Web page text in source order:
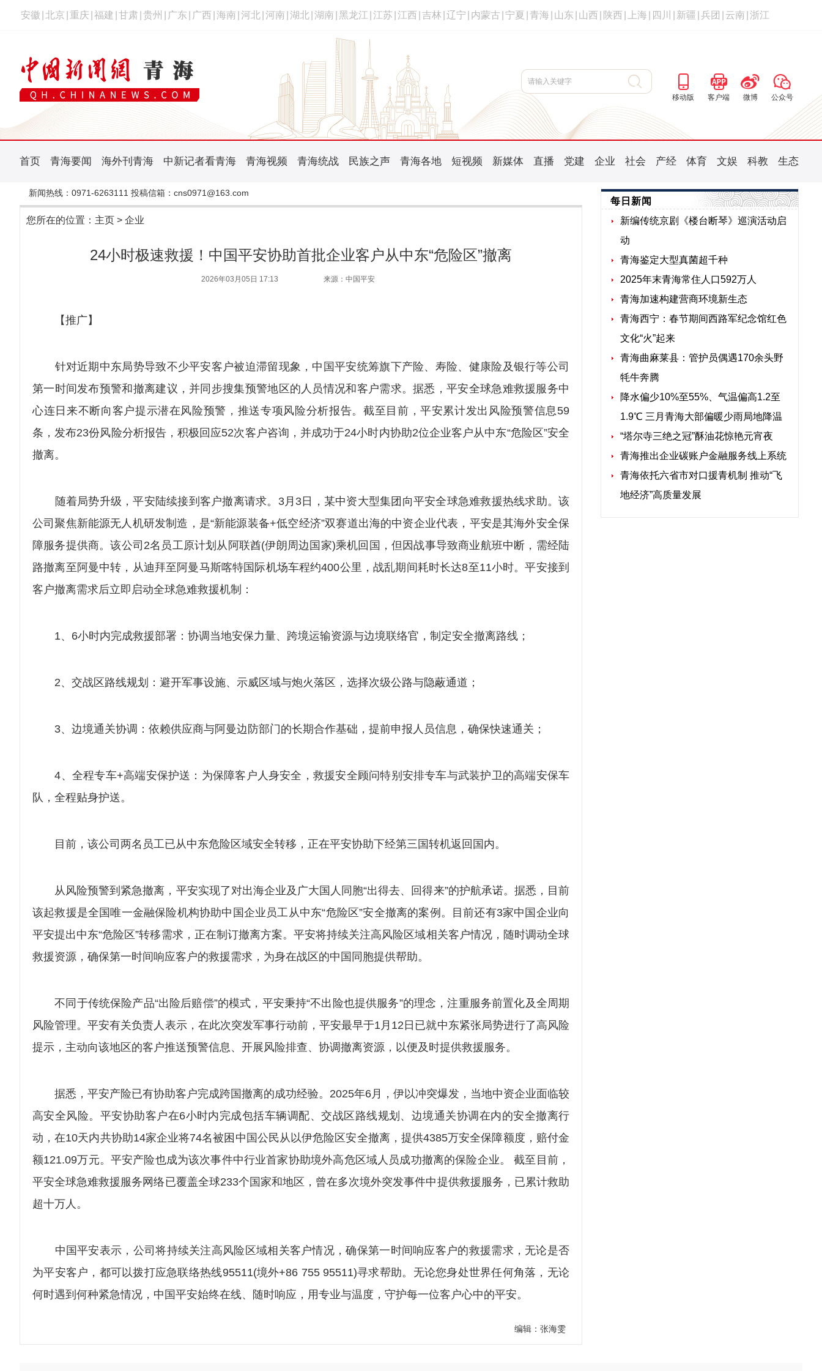
安徽 北京 重庆 福建 甘肃 贵州 广东 广西 海南 河北 河南 湖北 湖南 黑龙江 江苏 江西 吉林 辽宁 内蒙古 宁夏 青海 山东 山西 陕西 上海 四川 新疆 兵团 云南 浙江
移动版 客户端 微博 公众号
首页 青海要闻 海外刊青海 中新记者看青海 青海视频 青海统战 民族之声 青海各地 短视频 新媒体 直播 党建 企业 社会 产经 体育 文娱 科教 生态
新闻热线：0971-6263111 投稿信箱：cns0971@163.com
您所在的位置： 主页 > 企业
24小时极速救援！中国平安协助首批企业客户从中东“危险区”撤离
2026年03月05日 17:13 来源：中国平安
【推广】
针对近期中东局势导致不少平安客户被迫滞留现象，中国平安统筹旗下产险、寿险、健康险及银行等公司
第一时间发布预警和撤离建议，并同步搜集预警地区的人员情况和客户需求。据悉，平安全球急难救援服务中
心连日来不断向客户提示潜在风险预警，推送专项风险分析报告。截至目前，平安累计发出风险预警信息59
条，发布23份风险分析报告，积极回应52次客户咨询，并成功于24小时内协助2位企业客户从中东“危险区”安全
撤离。
随着局势升级，平安陆续接到客户撤离请求。3月3日，某中资大型集团向平安全球急难救援热线求助。该
公司聚焦新能源无人机研发制造，是“新能源装备+低空经济”双赛道出海的中资企业代表，平安是其海外安全保
障服务提供商。该公司2名员工原计划从阿联酋(伊朗周边国家)乘机回国，但因战事导致商业航班中断，需经陆
路撤离至阿曼中转，从迪拜至阿曼马斯喀特国际机场车程约400公里，战乱期间耗时长达8至11小时。平安接到
客户撤离需求后立即启动全球急难救援机制：
1、6小时内完成救援部署：协调当地安保力量、跨境运输资源与边境联络官，制定安全撤离路线；
2、交战区路线规划：避开军事设施、示威区域与炮火落区，选择次级公路与隐蔽通道；
3、边境通关协调：依赖供应商与阿曼边防部门的长期合作基础，提前申报人员信息，确保快速通关；
4、全程专车+高端安保护送：为保障客户人身安全，救援安全顾问特别安排专车与武装护卫的高端安保车
队，全程贴身护送。
目前，该公司两名员工已从中东危险区域安全转移，正在平安协助下经第三国转机返回国内。
从风险预警到紧急撤离，平安实现了对出海企业及广大国人同胞“出得去、回得来”的护航承诺。据悉，目前
该起救援是全国唯一金融保险机构协助中国企业员工从中东“危险区”安全撤离的案例。目前还有3家中国企业向
平安提出中东“危险区”转移需求，正在制订撤离方案。平安将持续关注高风险区域相关客户情况，随时调动全球
救援资源，确保第一时间响应客户的救援需求，为身在战区的中国同胞提供帮助。
不同于传统保险产品“出险后赔偿”的模式，平安秉持“不出险也提供服务”的理念，注重服务前置化及全周期
风险管理。平安有关负责人表示，在此次突发军事行动前，平安最早于1月12日已就中东紧张局势进行了高风险
提示，主动向该地区的客户推送预警信息、开展风险排查、协调撤离资源，以便及时提供救援服务。
据悉，平安产险已有协助客户完成跨国撤离的成功经验。2025年6月，伊以冲突爆发，当地中资企业面临较
高安全风险。平安协助客户在6小时内完成包括车辆调配、交战区路线规划、边境通关协调在内的安全撤离行
动，在10天内共协助14家企业将74名被困中国公民从以伊危险区安全撤离，提供4385万安全保障额度，赔付金
额121.09万元。平安产险也成为该次事件中行业首家协助境外高危区域人员成功撤离的保险企业。 截至目前，
平安全球急难救援服务网络已覆盖全球233个国家和地区，曾在多次境外突发事件中提供救援服务，已累计救助
超十万人。
中国平安表示，公司将持续关注高风险区域相关客户情况，确保第一时间响应客户的救援需求，无论是否
为平安客户，都可以拨打应急联络热线95511(境外+86 755 95511)寻求帮助。无论您身处世界任何角落，无论
何时遇到何种紧急情况，中国平安始终在线、随时响应，用专业与温度，守护每一位客户心中的平安。
编辑：张海雯
每日新闻
新编传统京剧《楼台断琴》巡演活动启
动
青海鉴定大型真菌超千种
2025年末青海常住人口592万人
青海加速构建营商环境新生态
青海西宁：春节期间西路军纪念馆红色
文化“火”起来
青海曲麻莱县：管护员偶遇170余头野
牦牛奔腾
降水偏少10%至55%、气温偏高1.2至
1.9℃ 三月青海大部偏暖少雨局地降温
“塔尔寺三绝之冠”酥油花惊艳元宵夜
青海推出企业碳账户金融服务线上系统
青海依托六省市对口援青机制 推动“飞
地经济”高质量发展